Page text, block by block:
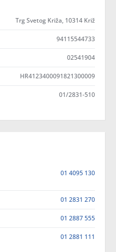
Trg Svetog Križa, 10314 Križ
94115544733
02541904
HR4123400091821300009
01/2831-510
01 4095 130
01 2831 270
01 2887 555
01 2881 111